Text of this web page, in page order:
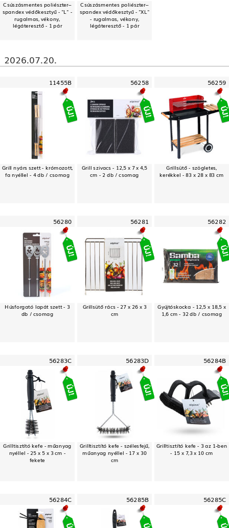
Csúszásmentes poliészter–
spandex védőkesztyű - "L" -
rugalmas, vékony,
légáteresztő - 1 pár
Csúszásmentes poliészter–
spandex védőkesztyű - "XL"
- rugalmas, vékony,
légáteresztő - 1 pár
2026.07.20.
11455B
Grill nyárs szett - krómozott,
fa nyéllel - 4 db / csomag
56258
Grill szivacs - 12,5 x 7 x 4,5
cm - 2 db / csomag
56259
Grillsütő - szögletes,
kerékkel - 83 x 28 x 83 cm
56280
Húsforgató lapát szett - 3
db / csomag
56281
Grillsütő rács - 27 x 26 x 3
cm
56282
Gyújtóskocka - 12,5 x 18,5 x
1,6 cm - 32 db / csomag
56283C
Grilltisztító kefe - műanyag
nyéllel - 25 x 5 x 3 cm -
fekete
56283D
Grilltisztító kefe - szélesfejű,
műanyag nyéllel - 17 x 30
cm
56284B
Grilltisztító kefe - 3 az 1-ben
- 15 x 7,3 x 10 cm
56284C 56285B 56285C